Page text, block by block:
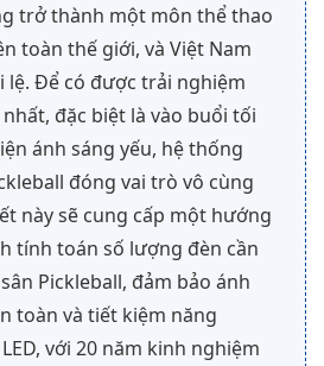
trở thành một môn thể thao
toàn thế giới, và Việt Nam
lệ. Để có được trải nghiệm
đặc biệt là vào buổi tối
ánh sáng yếu, hệ thống
đóng vai trò vô cùng
này sẽ cung cấp một hướng
tính toán số lượng đèn cần
Pickleball, đảm bảo ánh
toàn và tiết kiệm năng
với 20 năm kinh nghiệm